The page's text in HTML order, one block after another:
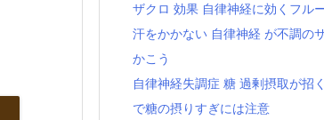
ザクロ 効果 自律神経に効くフル
汗をかかない 自律神経 が不調の
かこう
自律神経失調症 糖 過剰摂取が招
で糖の摂りすぎには注意